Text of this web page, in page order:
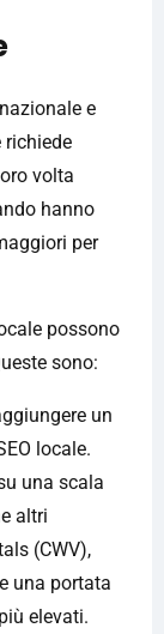
e
richiede
volta
hanno
per
possono
sono:
un
locale.
una scala
altri
(CWV),
una portata
elevati.